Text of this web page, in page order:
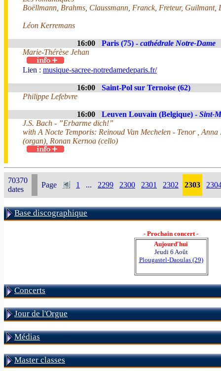
Boëllmann, Brahms, Claussmann, Franck, Freteur, Guilmant,
Léon Kerremans
16:00 Paris (75) - cathédrale Notre-Dame
Marie-Thérèse Jehan
Lien : musique-sacree-notredamedeparis.fr/
16:00
Saint-Pol sur Ternoise (62)
Philippe Lefebvre
16:00 Leuven Louvain (Belgique) - Sint-
J.S. Bach - ”Erbarme dich!”
with A Nocte Temporis: Reinoud Van Mechelen - Tenor ,
(organ), Ronan Kernoa (cello)
70370
dates
Page 1 ... 2299 2300 2301 2302 2303
Base discographique
- Prochain concert -
Aujourd'hui
Jeudi 6 Août
Plougastel-Daoulas (29)
Concerts
Jour de l'Orgue
Médias
Master classes